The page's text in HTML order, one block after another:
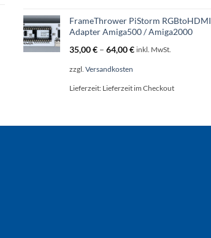
FrameThrower PiStorm RGBtoHDMI
Adapter Amiga500 / Amiga2000
35,00€ – 64,00€ inkl. MwSt.
zzgl. Versandkosten
Lieferzeit: Lieferzeit im Checkout